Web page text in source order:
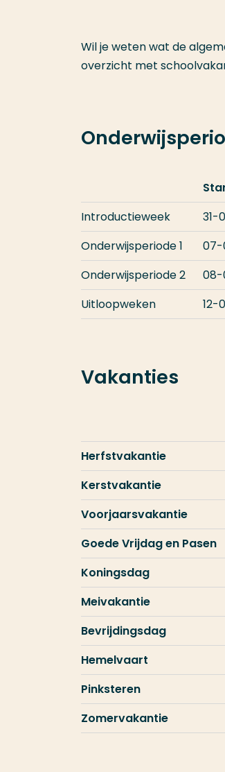
Wil je weten wat de
overzicht met
Introductieweek
31-
Onderwijsperiode 1
07-
Onderwijsperiode 2
08-
Uitloopweken
12-
Vakanties
Herfstvakantie
Kerstvakantie
Voorjaarsvakantie
Goede Vrijdag en Pasen
Koningsdag
Meivakantie
Bevrijdingsdag
Hemelvaart
Pinksteren
Zomervakantie